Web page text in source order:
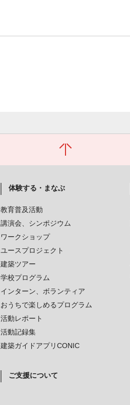
体験する・まなぶ
教育普及活動
講演会、シンポジウム
ワークショップ
ユースプロジェクト
建築ツアー
学校プログラム
インターン、ボランティア
おうちで楽しめるプログラム
活動レポート
活動記録集
建築ガイドアプリCONIC
ご支援について